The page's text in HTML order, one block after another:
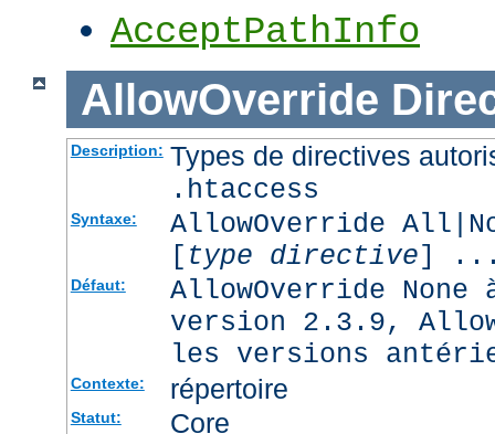
AcceptPathInfo
AllowOverride
Description: Types de directives
.htaccess
Syntaxe:
AllowOverride
[ type directive]
Défaut:
AllowOverride
version 2.3.9,
les versions
Contexte: répertoire
Statut: Core